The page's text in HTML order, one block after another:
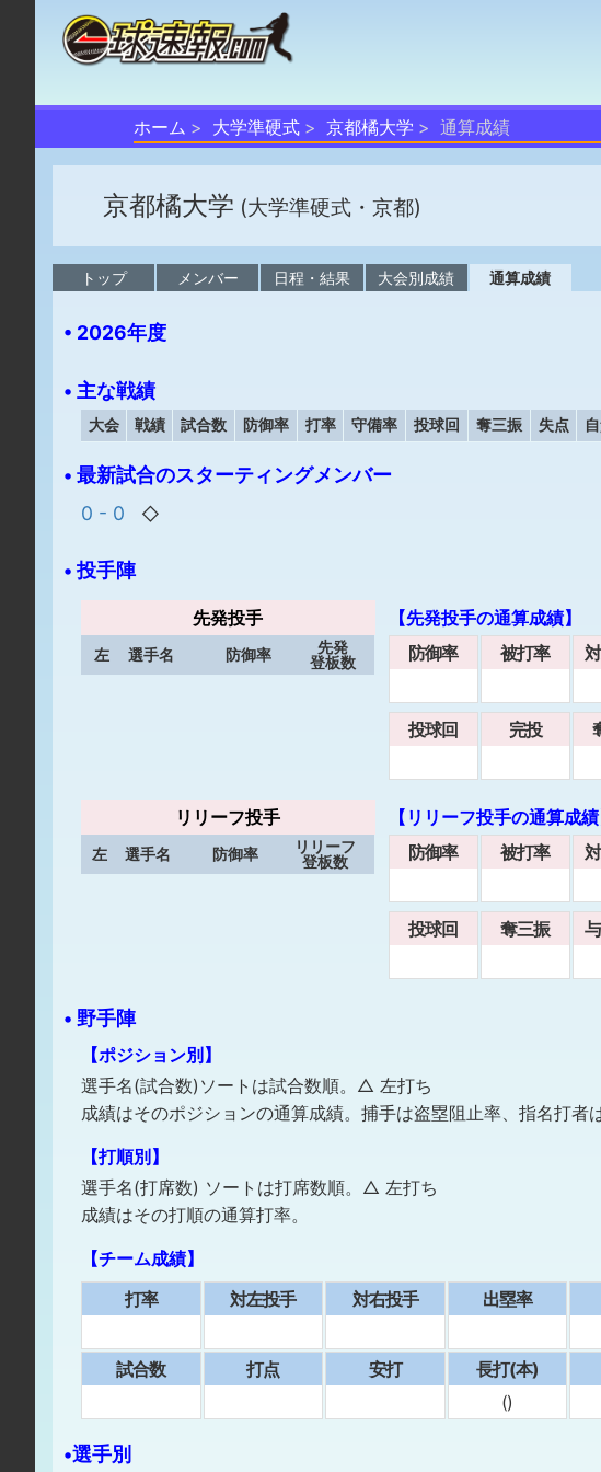
ホーム 大学準硬式 京都橘大学 通算成績
京都橘大学 (大学準硬式・京都)
トップ メンバー 日程・結果 大会別成績 通算成績
• 2026年度
• 主な戦績
大会 戦績 試合数 防御率 打率 守備率 投球回 奪三振 失点
• 最新試合のスターティングメンバー
0 - 0
◇
• 投手陣
先発投手
左 選手名 防御率
先発
登板数
【先発投手の通算成績】
防御率
被打率
投球回 完投
リリーフ投手
左 選手名 防御率
リリーフ
登板数
【リリーフ投手の通算成績
防御率
被打率
投球回 奪三振
• 野手陣
【ポジション別】
選手名(試合数)ソートは試合数順。△ 左打ち
成績はそのポジションの通算成績。捕手は盗塁阻止率、指名打者
【打順別】
選手名(打席数) ソートは打席数順。△ 左打ち
成績はその打順の通算打率。
【チーム成績】
打率
対左投手 対右投手 出塁率
試合数 打点 安打
⻑打(本)
()
•選手別